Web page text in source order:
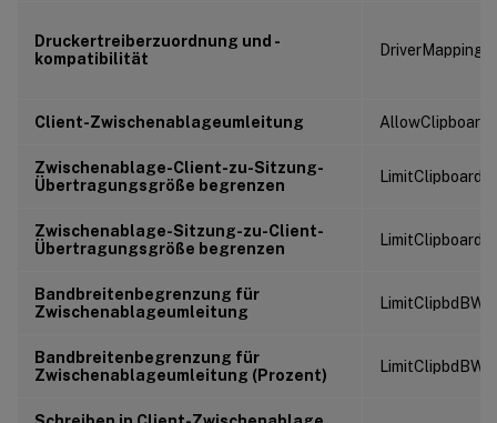
Druckertreiberzuordnung und -
kompatibilität
Client-Zwischenablageumleitung
Zwischenablage-Client-zu-Sitzung-
Übertragungsgröße begrenzen
Zwischenablage-Sitzung-zu-Client-
Übertragungsgröße begrenzen
Bandbreitenbegrenzung für
Zwischenablageumleitung
LimitClipbdBW
Bandbreitenbegrenzung für
Zwischenablageumleitung (Prozent)